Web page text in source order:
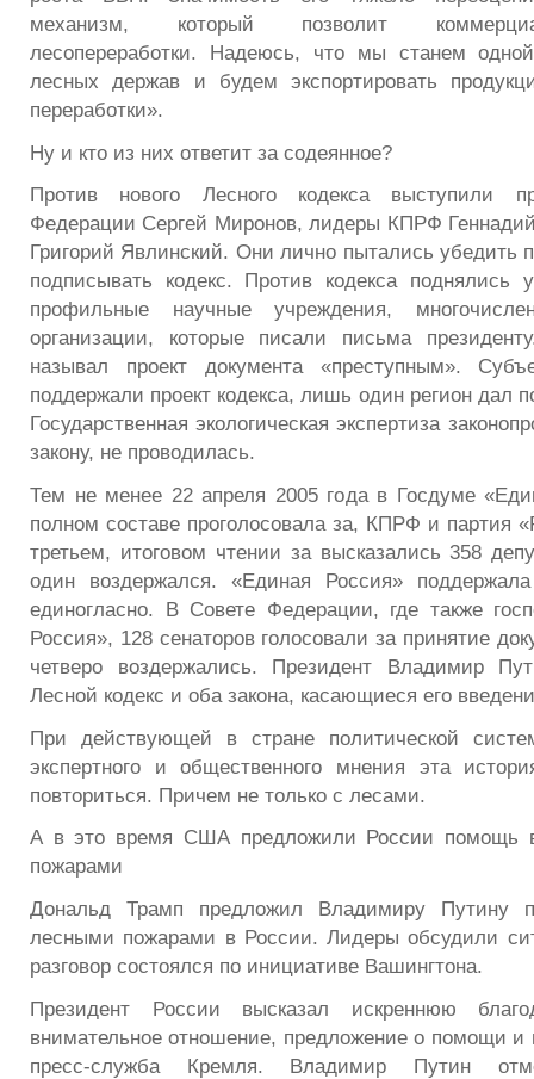
механизм, который позволит
лесопереработки. Надеюсь, что мы станем
лесных держав и будем экспортировать
переработки».
Ну и кто из них ответит за содеянное?
Против нового Лесного кодекса выступили
Федерации Сергей Миронов, лидеры КПРФ
Григорий Явлинский. Они лично пытались убедить
подписывать кодекс. Против кодекса поднялись
профильные научные учреждения,
организации, которые писали письма
называл проект документа «преступным».
поддержали проект кодекса, лишь один регион дал
Государственная экологическая экспертиза
закону, не проводилась.
Тем не менее 22 апреля 2005 года в Госдуме
полном составе проголосовала за, КПРФ и партия
третьем, итоговом чтении за высказались 358
один воздержался. «Единая Россия»
единогласно. В Совете Федерации, где также
Россия», 128 сенаторов голосовали за принятие
четверо воздержались. Президент Владимир
Лесной кодекс и оба закона, касающиеся его
При действующей в стране политической
экспертного и общественного мнения эта
повториться. Причем не только с лесами.
А в это время США предложили России помощь
пожарами
Дональд Трамп предложил Владимиру Путину
лесными пожарами в России. Лидеры обсудили
разговор состоялся по инициативе Вашингтона.
Президент России высказал искреннюю
внимательное отношение, предложение о помощи и
пресс-служба Кремля. Владимир Путин